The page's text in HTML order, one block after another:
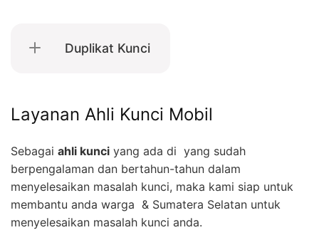
Duplikat Kunci
Layanan Ahli Kunci Mobil
Sebagai ahli kunci yang ada di yang sudah
berpengalaman dan bertahun-tahun dalam
menyelesaikan masalah kunci, maka kami siap untuk
membantu anda warga & Sumatera Selatan untuk
menyelesaikan masalah kunci anda.